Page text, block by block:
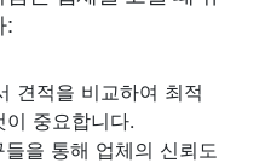
:
견적을 비교하여 최적
중요합니다.
을 통해 업체의 신뢰도